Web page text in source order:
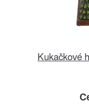
Kukačkové